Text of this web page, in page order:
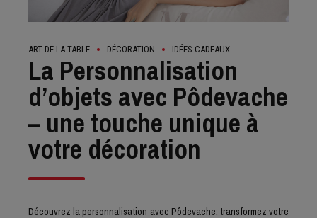
ART DE LA TABLE DÉCORATION IDÉES CADEAUX
La Personnalisation
d’objets avec Pôdevache
– une touche unique à
votre décoration
Découvrez la personnalisation avec Pôdevache: transformez votre